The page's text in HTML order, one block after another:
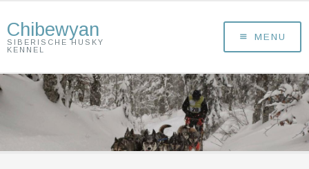
Chibewyan
SIBERISCHE HUSKY
KENNEL
MENU